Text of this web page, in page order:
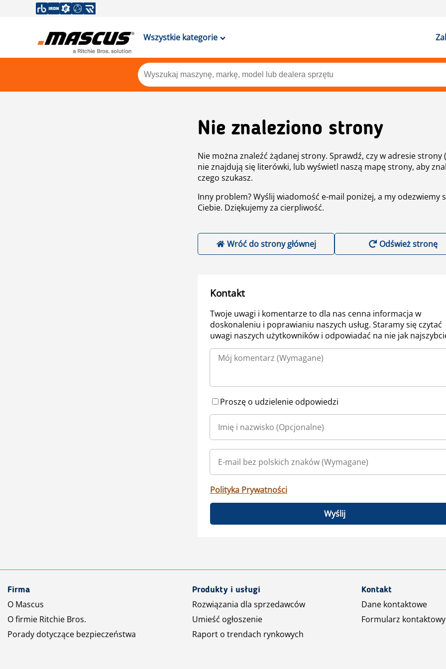
Wszystkie kategorie
Nie znaleziono strony
Nie można znaleźć żądanej strony. Sprawdź, czy w adresie strony
nie znajdują się literówki, lub wyświetl naszą mapę strony, aby
czego szukasz.
Inny problem? Wyślij wiadomość e-mail poniżej, a my odezwiemy
Ciebie. Dziękujemy za cierpliwość.
Wróć do strony głównej Odśwież stronę
Kontakt
Twoje uwagi i komentarze to dla nas cenna informacja w
doskonaleniu i poprawianiu naszych usług. Staramy się czytać
uwagi naszych użytkowników i odpowiadać na nie jak
Proszę o udzielenie odpowiedzi
Polityka Prywatności
Wyślij
Firma
O Mascus
O firmie Ritchie Bros.
Porady dotyczące bezpieczeństwa
Produkty i usługi
Rozwiązania dla sprzedawców
Umieść ogłoszenie
Raport o trendach rynkowych
Kontakt
Dane kontaktowe
Formularz kontaktowy